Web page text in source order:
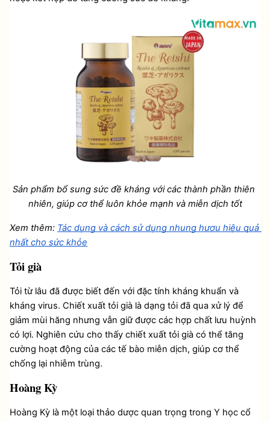
Sản phẩm bổ sung sức đề kháng với các thành phần thiên
nhiên, giúp cơ thể luôn khỏe mạnh và miễn dịch tốt
Xem thêm: Tác dụng và cách sử dụng nhung hươu hiệu quả
nhất cho sức khỏe
Tỏi già
Tỏi từ lâu đã được biết đến với đặc tính kháng khuẩn và
kháng virus. Chiết xuất tỏi già là dạng tỏi đã qua xử lý để
giảm mùi hăng nhưng vẫn giữ được các hợp chất lưu huỳnh
có lợi. Nghiên cứu cho thấy chiết xuất tỏi già có thể tăng
cường hoạt động của các tế bào miễn dịch, giúp cơ thể
chống lại nhiễm trùng.
Hoàng Kỳ
Hoàng Kỳ là một loại thảo dược quan trọng trong Y học cổ